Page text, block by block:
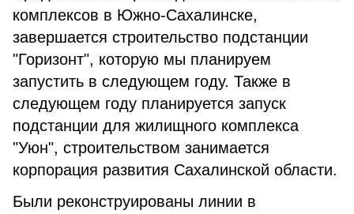
комплексов в Южно-Сахалинске,
завершается строительство подстанции
"Горизонт", которую мы планируем
запустить в следующем году. Также в
следующем году планируется запуск
подстанции для жилищного комплекса
"Уюн", строительством занимается
корпорация развития Сахалинской области.
Были реконструированы линии в